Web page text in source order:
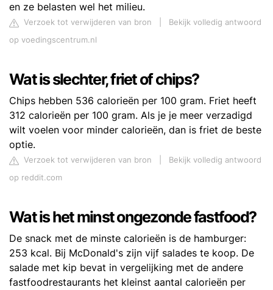
en ze belasten wel het milieu.
Verzoek tot verwijderen van bron
Bekijk volledig antwoord
op voedingscentrum.nl
Wat is slechter, friet of chips?
Chips hebben 536 calorieën per 100 gram. Friet heeft
312 calorieën per 100 gram. Als je je meer verzadigd
wilt voelen voor minder calorieën, dan is friet de beste
optie.
Verzoek tot verwijderen van bron
Bekijk volledig antwoord
op reddit.com
Wat is het minst ongezonde fastfood?
De snack met de minste calorieën is de hamburger:
253 kcal. Bij McDonald's zijn vijf salades te koop. De
salade met kip bevat in vergelijking met de andere
fastfoodrestaurants het kleinst aantal calorieën per